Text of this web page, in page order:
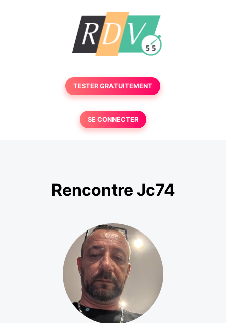
TESTER GRATUITEMENT
SE CONNECTER
Rencontre Jc74